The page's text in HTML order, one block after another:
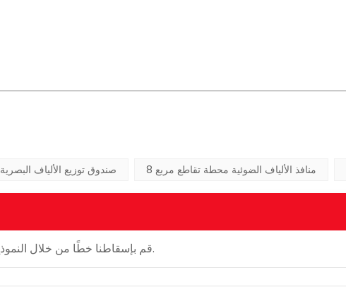
صندوق توزيع الألياف البصرية 8 منافذ الألياف الضوئية محطة تقاطع مربع
قم بإسقاطنا خطًا من خلال النموذج أدناه ونبذل قصارى جهدنا للرد في غضون يوم عمل واحد.